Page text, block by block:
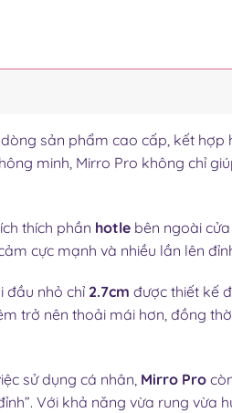
sản phẩm cao cấp, kết hợp
minh, Mirro Pro không chỉ
thích phần hotlebên ngoài
cực mạnh và nhiều lần lên
đầu nhỏ chỉ 2.7cm được thiết kế
trở nên thoải mái hơn, đồng
sử dụng cá nhân, Mirro Pro
Với khả năng vừa rung vừa